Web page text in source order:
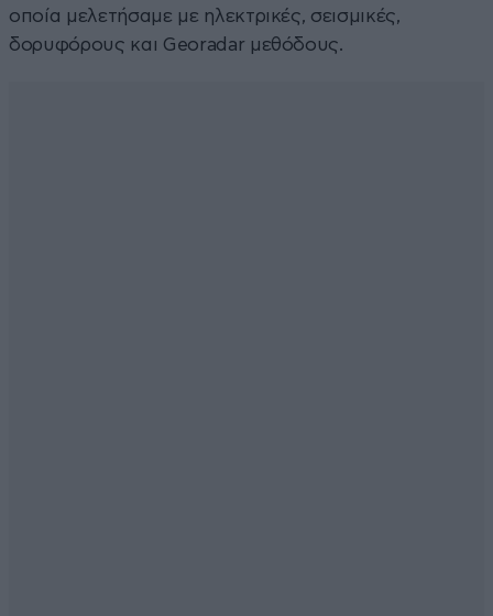
οποία μελετήσαμε με ηλεκτρικές, σεισμικές,
δορυφόρους και Georadar μεθόδους.